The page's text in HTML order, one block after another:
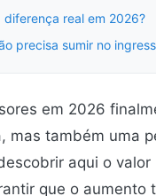
real em 2026?
precisa sumir no
em 2026
mas também uma
aqui o
que o